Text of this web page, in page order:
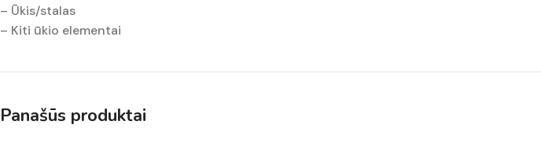
– Ūkis/stalas
– Kiti ūkio elementai
Panašūs produktai